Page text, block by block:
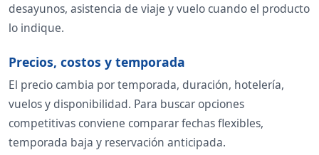
desayunos, asistencia de viaje y vuelo cuando el producto
lo indique.
Precios, costos y temporada
El precio cambia por temporada, duración, hotelería,
vuelos y disponibilidad. Para buscar opciones
competitivas conviene comparar fechas flexibles,
temporada baja y reservación anticipada.